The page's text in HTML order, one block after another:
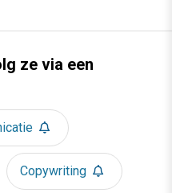
ze via een
Copywriting